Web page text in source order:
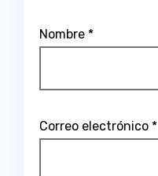
Nombre *
Correo electrónico *